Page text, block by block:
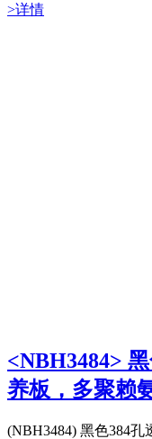
>详情
<NBH3484>
养板，多聚赖
(NBH3484) 黑色384